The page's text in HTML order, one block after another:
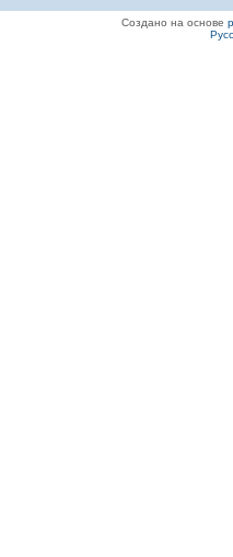
Создано на основе